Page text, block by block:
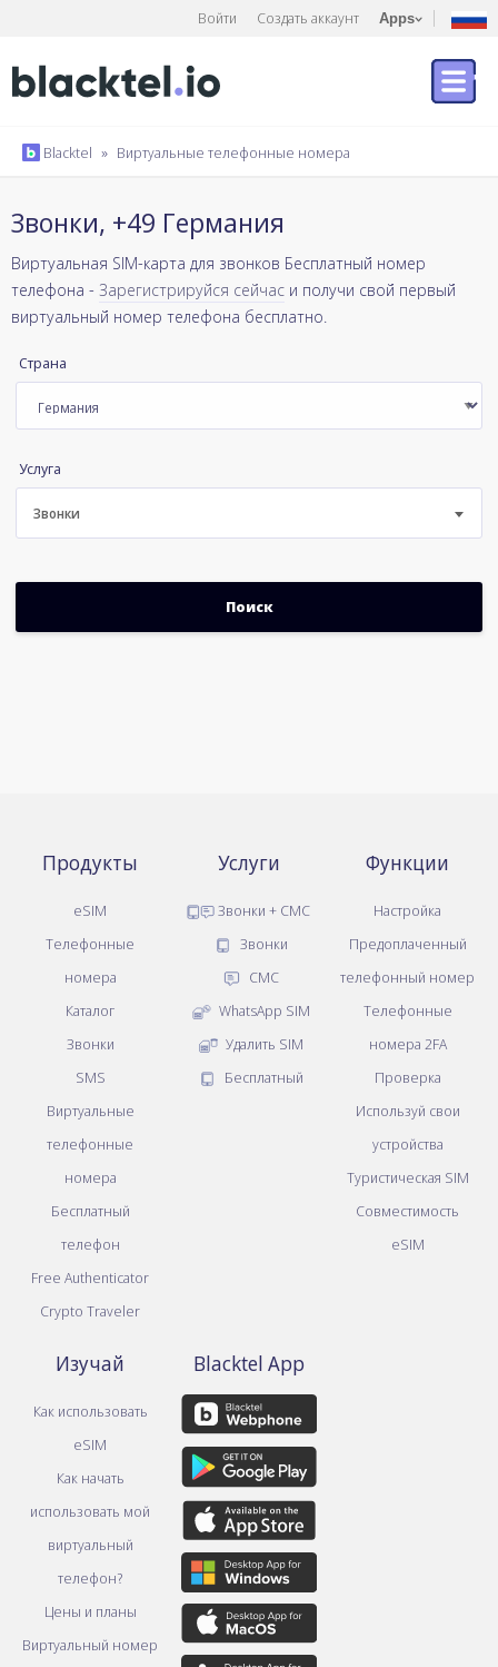
Войти Создать аккаунт Apps
Blacktel » Виртуальные телефонные номера
Звонки, +49 Германия
Виртуальная SIM-карта для звонков Бесплатный номер
телефона - Зарегистрируйся сейчас и получи свой первый
виртуальный номер телефона бесплатно.
Страна
Услуга
Звонки
Продукты
eSIM
Телефонные
номера
Каталог
Звонки
SMS
Виртуальные
телефонные
номера
Бесплатный
телефон
Free Authenticator
Crypto Traveler
Услуги
Звонки + СМС
Звонки
СМС
WhatsApp SIM
Удалить SIM
Бесплатный
Функции
Настройка
Предоплаченный
телефонный номер
Телефонные
номера 2FA
Проверка
Используй свои
устройства
Туристическая SIM
Совместимость
eSIM
Изучай
Как использовать
eSIM
Как начать
использовать мой
виртуальный
телефон?
Цены и планы
Виртуальный номер
Blacktel App